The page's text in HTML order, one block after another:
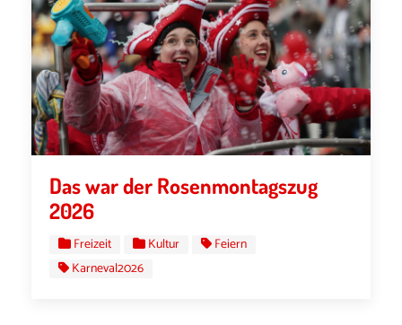
Das war der Rosenmontagszug
2026
Freizeit Kultur
Feiern
Karneval2026